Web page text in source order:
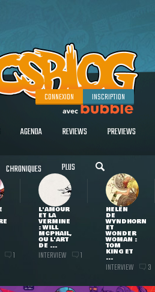
CONNEXION INSCRIPTION
AGENDA REVIEWS PREVIEWS
CHRONIQUES PLUS
1
L'AMOUR
ET LA
VERMINE
: WILL
MCPHAIL,
OU L'ART
DE ...
INTERVIEW 1
HELEN
DE
WYNDHORN
ET
WONDER
WOMAN :
TOM
KING ET
...
INTERVIEW 3